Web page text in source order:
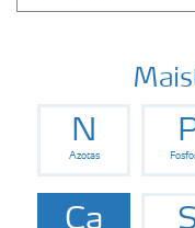
N
Azotas
Ca